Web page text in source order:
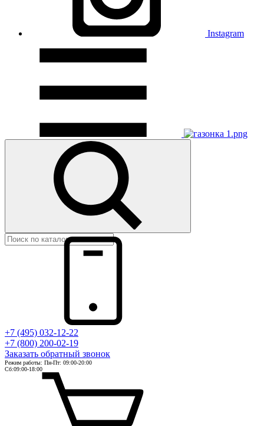
Instagram
+7 (495) 032-12-22
+7 (800) 200-02-19
Заказать обратный звонок
Режим работы: Пн-Пт: 09:00-20:00
Сб:09:00-18:00